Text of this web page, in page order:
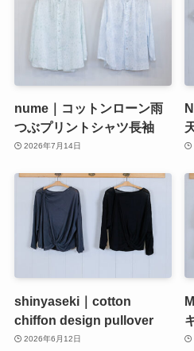
nume｜コットンローン雨
つぶプリントシャツ長袖
2026年7月14日
shinyaseki｜cotton
chiffon design pullover
2026年6月12日